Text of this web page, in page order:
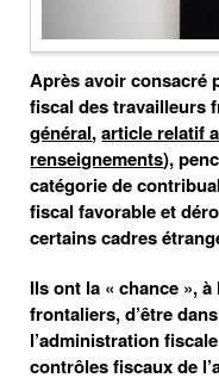
Après avoir consacré
fiscal des travailleurs
général,article relatif
renseignements),
catégorie de
fiscal favorable et
certains cadres
Ils ont la « chance »,
frontaliers, d’être
l’administration
contrôles fiscaux de